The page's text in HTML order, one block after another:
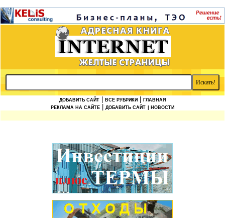
ДОБАВИТЬ САЙТ ВСЕ РУБРИКИ
ГЛАВНАЯ
РЕКЛАМА НА САЙТЕ
ДОБАВИТЬ САЙТ | НОВОСТИ